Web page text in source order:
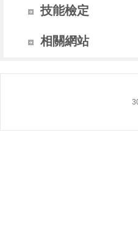
技能檢定
相關網站